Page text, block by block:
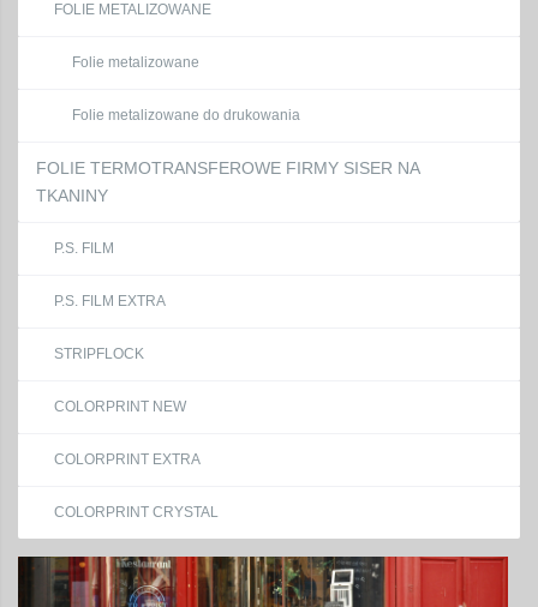
FOLIE METALIZOWANE
Folie metalizowane
Folie metalizowane do drukowania
FOLIE TERMOTRANSFEROWE FIRMY SISER NA
TKANINY
P.S. FILM
P.S. FILM EXTRA
STRIPFLOCK
COLORPRINT NEW
COLORPRINT EXTRA
COLORPRINT CRYSTAL